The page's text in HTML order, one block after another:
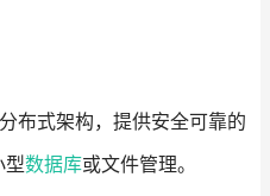
布式架构，提供安全可靠的
型数据库或文件管理。